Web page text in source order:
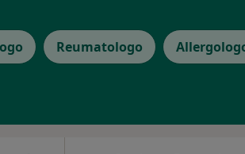
Reumatologo